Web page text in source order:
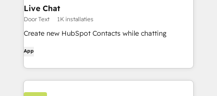
Live Chat
Door Text 1K installaties
Create new HubSpot Contacts while chatting
App